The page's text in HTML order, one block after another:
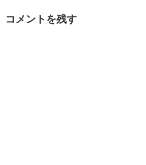
コメントを残す